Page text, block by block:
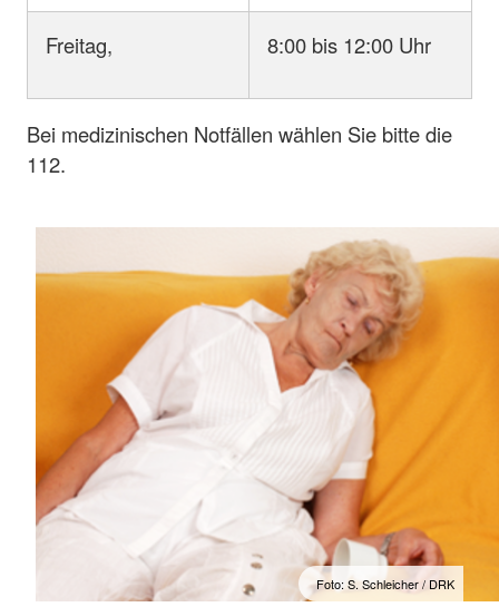
Freitag, 8:00 bis 12:00 Uhr
Bei medizinischen Notfällen wählen Sie bitte die
112.
Foto: S. Schleicher / DRK